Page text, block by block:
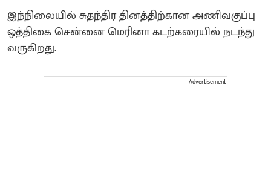
இந்நிலையில் சுதந்திர தினத்திற்கான அணிவகுப்பு
ஒத்திகை சென்னை மெரினா கடற்கரையில் நடந்து
வருகிறது.
Advertisement